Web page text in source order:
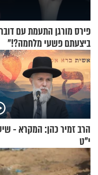
פירס מורגן התעמת עם
ביצעתם פשעי מלחמה?!"
הרב זמיר כהן: המקרא -
י"ט